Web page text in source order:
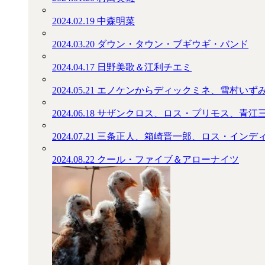
2024.02.19 中森明菜
2024.03.20 ダウン・タウン・ブギウギ・バンド
2024.04.17 日野美歌＆江利チエミ
2024.05.21 エノケンからディックミネ、雪村いず
2024.06.18 サザンクロス、ロス・プリモス、青江
2024.07.21 三条正人、箱崎晋一郎、ロス・インデ
2024.08.22 クール・ファイブ＆アローナイツ